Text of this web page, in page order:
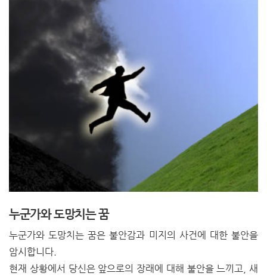
누군가와 도망치는 꿈
누군가와 도망치는 꿈은 불안감과 미지의 사건에 대한 불안을
암시합니다.
현재 상황에서 당신은 앞으로의 장래에 대해 불안을 느끼고, 새